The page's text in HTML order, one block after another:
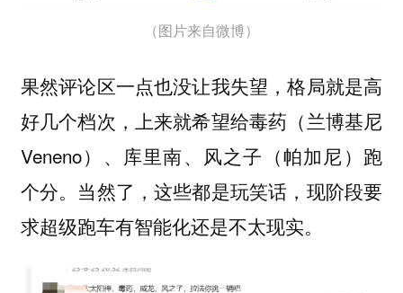
（图片来自微博）
果然评论区一点也没让我失望，格局就是高
好几个档次，上来就希望给毒药（兰博基尼
Veneno）、库里南、风之子（帕加尼）跑
个分。当然了，这些都是玩笑话，现阶段要
求超级跑车有智能化还是不太现实。